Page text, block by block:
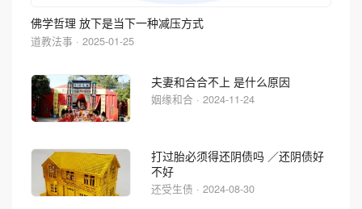
佛学哲理 放下是当下一种减压方式
道教法事 · 2025-01-25
夫妻和合合不上 是什么原因
姻缘和合 · 2024-11-24
打过胎必须得还阴债吗 ／还阴债好
不好
还受生债 · 2024-08-30